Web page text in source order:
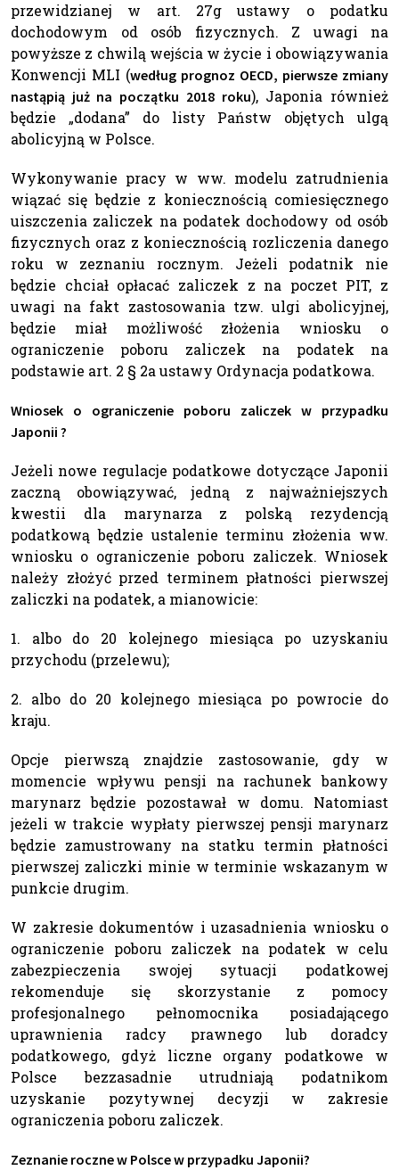
przewidzianej w art. 27g ustawy o podatku
dochodowym od osób fizycznych. Z uwagi na
powyższe z chwilą wejścia w życie i obowiązywania
Konwencji MLI (według prognoz OECD, pierwsze zmiany
nastąpią już na początku 2018 roku), Japonia również
będzie „dodana” do listy Państw objętych ulgą
abolicyjną w Polsce.
Wykonywanie pracy w ww. modelu zatrudnienia
wiązać się będzie z koniecznością comiesięcznego
uiszczenia zaliczek na podatek dochodowy od osób
fizycznych oraz z koniecznością rozliczenia danego
roku w zeznaniu rocznym. Jeżeli podatnik nie
będzie chciał opłacać zaliczek z na poczet PIT, z
uwagi na fakt zastosowania tzw. ulgi abolicyjnej,
będzie miał możliwość złożenia wniosku o
ograniczenie poboru zaliczek na podatek na
podstawie art. 2 § 2a ustawy Ordynacja podatkowa.
Wniosek o ograniczenie poboru zaliczek w przypadku
Japonii ?
Jeżeli nowe regulacje podatkowe dotyczące Japonii
zaczną obowiązywać, jedną z najważniejszych
kwestii dla marynarza z polską rezydencją
podatkową będzie ustalenie terminu złożenia ww.
wniosku o ograniczenie poboru zaliczek. Wniosek
należy złożyć przed terminem płatności pierwszej
zaliczki na podatek, a mianowicie:
1. albo do 20 kolejnego miesiąca po uzyskaniu
przychodu (przelewu);
2. albo do 20 kolejnego miesiąca po powrocie do
kraju.
Opcje pierwszą znajdzie zastosowanie, gdy w
momencie wpływu pensji na rachunek bankowy
marynarz będzie pozostawał w domu. Natomiast
jeżeli w trakcie wypłaty pierwszej pensji marynarz
będzie zamustrowany na statku termin płatności
pierwszej zaliczki minie w terminie wskazanym w
punkcie drugim.
W zakresie dokumentów i uzasadnienia wniosku o
ograniczenie poboru zaliczek na podatek w celu
zabezpieczenia swojej sytuacji podatkowej
rekomenduje się skorzystanie z pomocy
profesjonalnego pełnomocnika posiadającego
uprawnienia radcy prawnego lub doradcy
podatkowego, gdyż liczne organy podatkowe w
Polsce bezzasadnie utrudniają podatnikom
uzyskanie pozytywnej decyzji w zakresie
ograniczenia poboru zaliczek.
Zeznanie roczne w Polsce w przypadku Japonii?